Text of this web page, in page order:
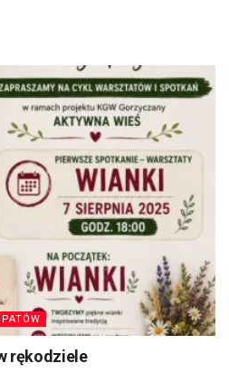
rękodziele